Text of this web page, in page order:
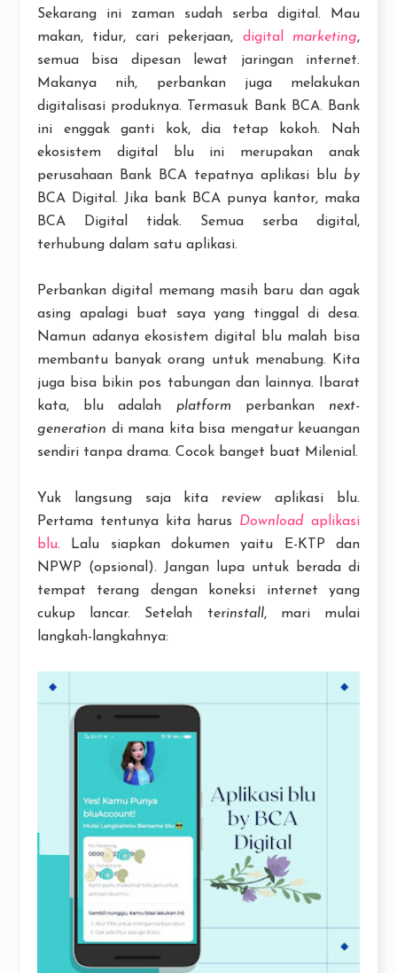
Sekarang ini zaman sudah serba digital. Mau
makan, tidur, cari pekerjaan, digital marketing,
semua bisa dipesan lewat jaringan internet.
Makanya nih, perbankan juga melakukan
digitalisasi produknya. Termasuk Bank BCA. Bank
ini enggak ganti kok, dia tetap kokoh. Nah
ekosistem digital blu ini merupakan anak
perusahaan Bank BCA tepatnya aplikasi blu by
BCA Digital. Jika bank BCA punya kantor, maka
BCA Digital tidak. Semua serba digital,
terhubung dalam satu aplikasi.
Perbankan digital memang masih baru dan agak
asing apalagi buat saya yang tinggal di desa.
Namun adanya ekosistem digital blu malah bisa
membantu banyak orang untuk menabung. Kita
juga bisa bikin pos tabungan dan lainnya. Ibarat
kata, blu adalah platform perbankan next-
generation di mana kita bisa mengatur keuangan
sendiri tanpa drama. Cocok banget buat Milenial.
Yuk langsung saja kita review aplikasi blu.
Pertama tentunya kita harus Download aplikasi
blu. Lalu siapkan dokumen yaitu E-KTP dan
NPWP (opsional). Jangan lupa untuk berada di
tempat terang dengan koneksi internet yang
cukup lancar. Setelah terinstall, mari mulai
langkah-langkahnya: